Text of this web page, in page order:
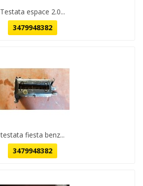
Testata espace 2.0...
3479948382
testata fiesta benz...
3479948382